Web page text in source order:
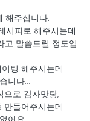
해주십니다.
시피로 해주시는데
고 말씀드릴 정도입
팅 해주시는데
니다...
으로 감자맛탕,
만들어주시는데